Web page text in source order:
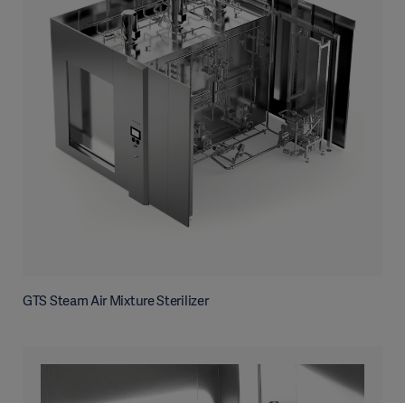
GTS Steam Air Mixture Sterilizer